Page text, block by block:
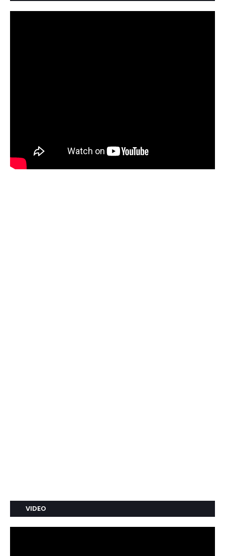
VIDEO